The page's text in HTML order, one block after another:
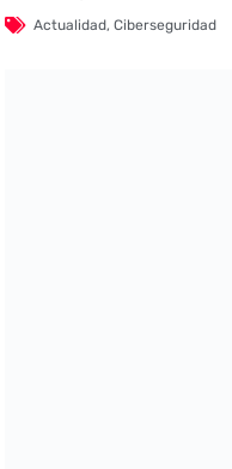
Actualidad,Ciberseguridad